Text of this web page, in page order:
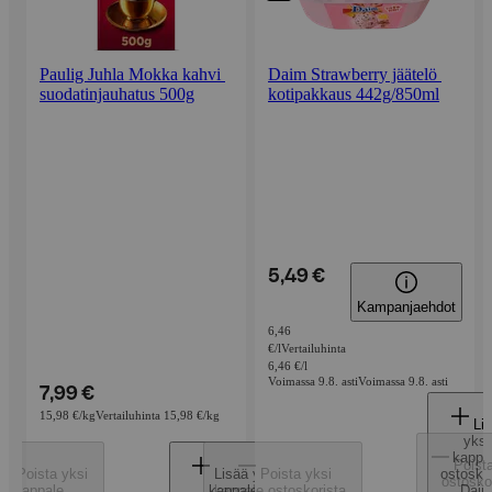
Paulig Juhla Mokka kahvi
suodatinjauhatus 500g
7,99 €
15,98 €/kgVertailuhinta 15,98 €/kg
Poista yksi
Lisää yksi
Daim Strawberry jäätelö
kotipakkaus 442g/850ml
5,49 €
Kampanjaehdot
6,46
€/lVertailuhinta
6,46 €/l
Voimassa 9.8. astiVoimassa 9.8. asti
Poista yksi
yksi